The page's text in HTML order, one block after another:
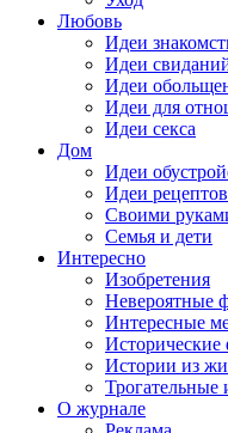
Любовь
Идеи
Идеи
Идеи
Идеи для
Идеи секса
Дом
Идеи
Идеи рецептов
Своими
Семья и дети
Интересно
Изобретения
Невероятные
Интересные
Исторические
Истории из
Трогательные
О журнале